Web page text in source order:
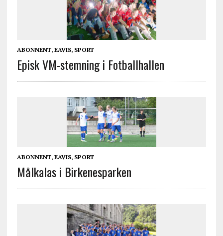
ABONNENT, EAVIS, SPORT
Episk VM-stemning i Fotballhallen
ABONNENT, EAVIS, SPORT
Målkalas i Birkenesparken